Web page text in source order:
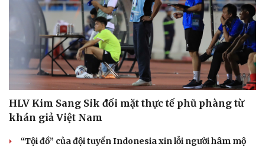
HLV Kim Sang Sik đối mặt thực tế phũ phàng từ
khán giả Việt Nam
“Tội đồ” của đội tuyển Indonesia xin lỗi người hâm mộ